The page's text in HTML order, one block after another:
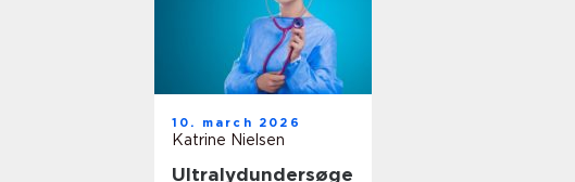
10. march 2026
Katrine Nielsen
Ultralydundersøge